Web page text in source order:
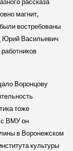
магнит,
востребованы
Юрий Васильевич
Воронцову
тоже
с ВМУ он
в Воронежском
культуры